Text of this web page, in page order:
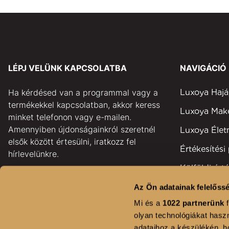
Az Ön adatainak
Mi és a 1022 partnerünk
olyan technológiákat
LÉPJ VELÜNK KAPCSOLATBA
Ha kérdésed van a programmal vagy a
termékekkel kapcsolatban, akkor keress
minket telefonon vagy e-mailen.
Amennyiben újdonságainkról szeretnél
elsők között értesülni, iratkozz fel
hírlevelünkre.
NAVIGÁCIÓ
Luxoya
Luxoya
Luxoya
Külföldi
Területi